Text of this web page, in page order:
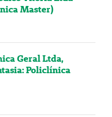
Master)
Geral Ltda,
Policlínica